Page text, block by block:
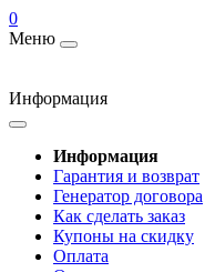
0
Меню
Информация
Информация
Гарантия и возврат
Генератор договора
Как сделать заказ
Купоны на скидку
Оплата